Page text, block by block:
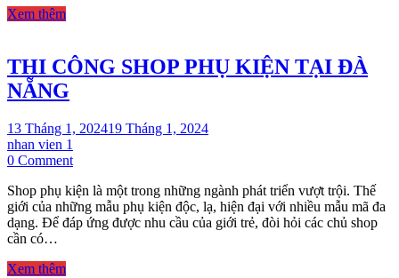
Xem thêm
THI CÔNG SHOP PHỤ KIỆN TẠI ĐÀ
NẴNG
13 Tháng 1, 202419 Tháng 1, 2024
nhan vien 1
0 Commenton
CÔNG
SHOP
PHỤ
Shop phụ kiện là một trong những ngành phát triển vượt trội. Thế
giới của những mẫu phụ kiện độc, lạ, hiện đại với nhiều mẫu mã đa
dạng. Để đáp ứng được nhu cầu của giới trẻ, đòi hỏi các chủ shop
cần có…
Xem thêm